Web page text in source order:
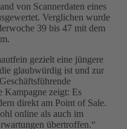
von Scannerdaten eines
Verglichen wurde
39 bis 47 mit dem
gezielt eine jüngere
glaubwürdig ist und zur
Kampagne zeigt: Es
direkt am Point of Sale.
online als auch im
übertroffen.“